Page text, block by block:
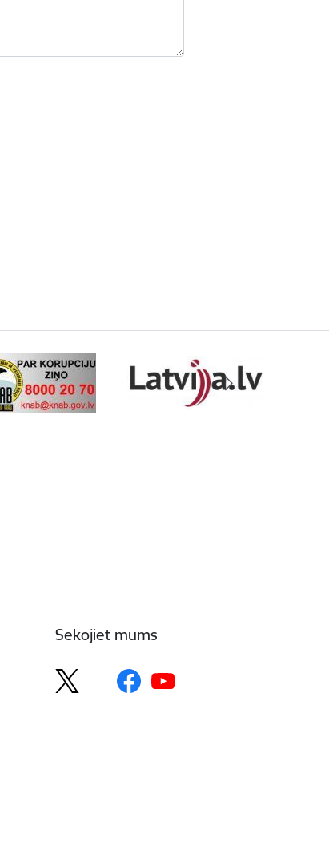
Sekojiet mums